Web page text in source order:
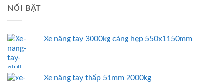
NỔI BẬT
Xe nâng tay 3000kg càng hẹp 550x1150mm
Xe nâng tay thấp 51mm 2000kg